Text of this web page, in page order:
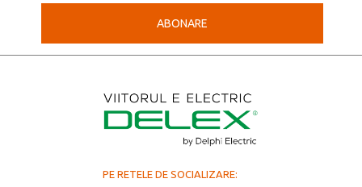
ABONARE
PE RETELE DE SOCIALIZARE: